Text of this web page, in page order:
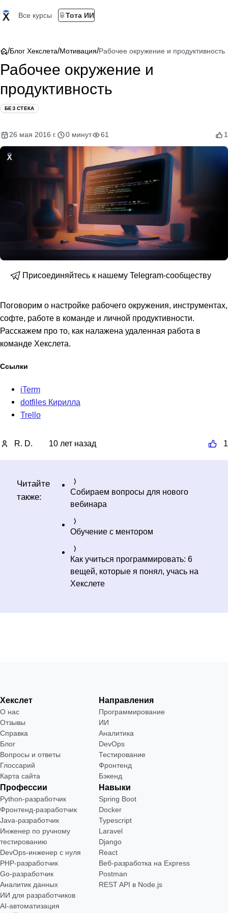
Все курсы Тота ИИ
/Блог Хекслета/Мотивация/Рабочее окружение и продуктивность
Рабочее окружение и
продуктивность
БЕЗ СТЕКА
26 мая 2016 г. 0 минут 61 1
Присоединяйтесь к нашему Telegram-сообществу
Поговорим о настройке рабочего окружения, инструментах,
софте, работе в команде и личной продуктивности.
Расскажем про то, как налажена удаленная работа в
команде Хекслета.
Ссылки
iTerm
dotfiles Кирилла
Trello
R. D. 10 лет назад 1
Читайте
также:
Собираем вопросы для нового
вебинара
Обучение с ментором
Как учиться программировать: 6
вещей, которые я понял, учась на
Хекслете
Хекслет
О нас
Отзывы
Справка
Блог
Вопросы и ответы
Глоссарий
Карта сайта
Направления
Программирование
ИИ
Аналитика
DevOps
Тестирование
Фронтенд
Бэкенд
Профессии
Python-разработчик
Фронтенд-разработчик
Java-разработчик
Инженер по ручному
тестированию
DevOps-инженер с нуля
РНР-разработчик
Go-разработчик
Аналитик данных
ИИ для разработчиков
AI-автоматизация
Навыки
Spring Boot
Docker
Typescript
Laravel
Django
React
Веб-разработка на Express
Postman
REST API в Node.js